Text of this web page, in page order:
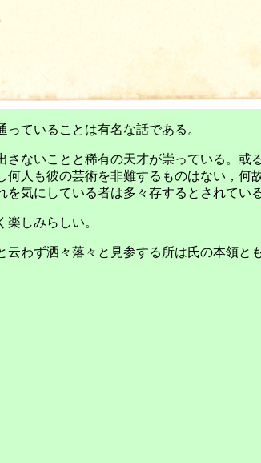
ていることは有名な話である。
ないことと稀有の天才が崇っている。
人も彼の芸術を非難するものはない，
気にしている者は多々存するとされてい
しみらしい。
わず洒々落々と見参する所は氏の本領と